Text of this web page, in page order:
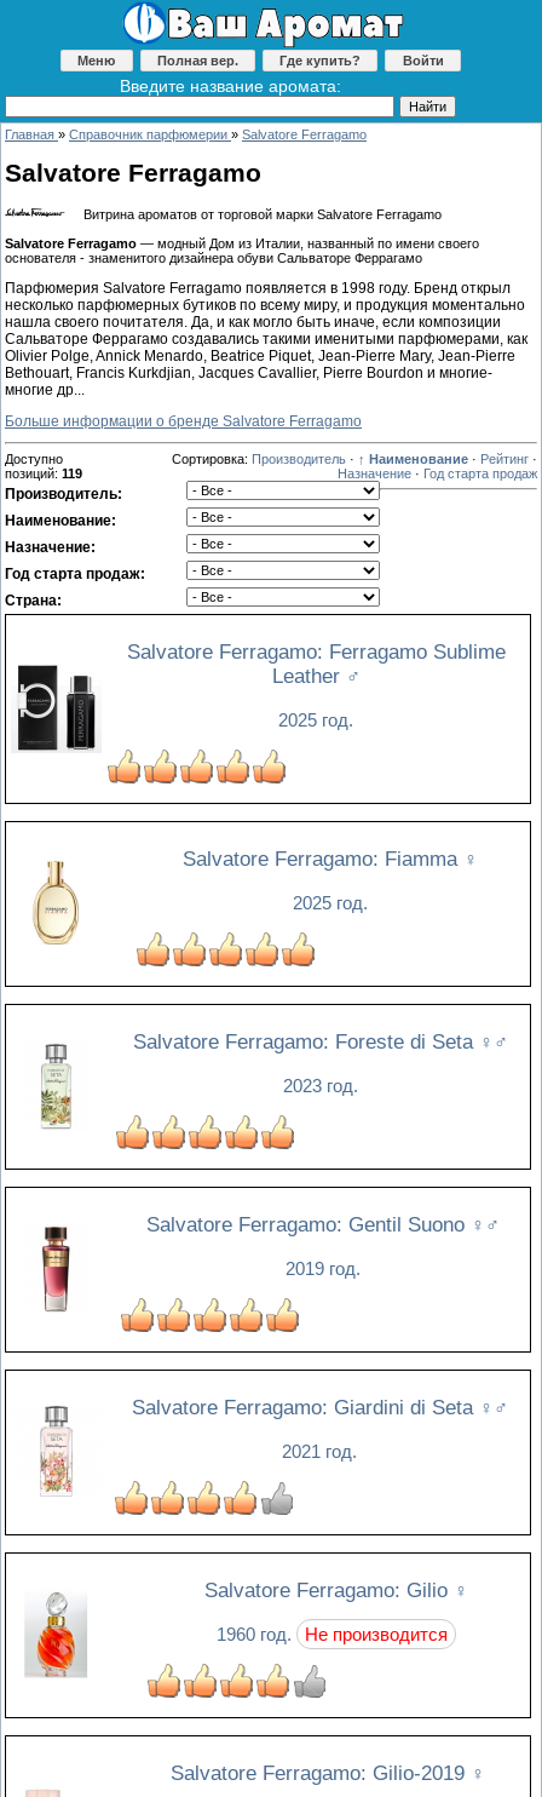
Меню Полная вер. Где купить? Войти
Введите название аромата:
Главная » Справочник парфюмерии » Salvatore Ferragamo
Salvatore Ferragamo
Витрина ароматов от торговой марки Salvatore Ferragamo
Salvatore Ferragamo — модный Дом из Италии, названный по имени своего
основателя - знаменитого дизайнера обуви Сальваторе Феррагамо
Парфюмерия Salvatore Ferragamo появляется в 1998 году. Бренд открыл
несколько парфюмерных бутиков по всему миру, и продукция моментально
нашла своего почитателя. Да, и как могло быть иначе, если композиции
Сальваторе Феррагамо создавались такими именитыми парфюмерами, как
Olivier Polge, Annick Menardo, Beatrice Piquet, Jean-Pierre Mary, Jean-Pierre
Bethouart, Francis Kurkdjian, Jacques Cavallier, Pierre Bourdon и многие-
многие др...
Больше информации о бренде Salvatore Ferragamo
Доступно
позиций: 119
Сортировка: Производитель · ↑ Наименование · Рейтинг ·
Назначение · Год старта продаж
Производитель:
Наименование:
Назначение:
Год старта продаж:
Страна:
Salvatore Ferragamo: Ferragamo Sublime
Leather ♂
2025 год.
Salvatore Ferragamo: Fiamma ♀
2025 год.
Salvatore Ferragamo: Foreste di Seta ♀♂
2023 год.
Salvatore Ferragamo: Gentil Suono ♀♂
2019 год.
Salvatore Ferragamo: Giardini di Seta ♀♂
2021 год.
Salvatore Ferragamo: Gilio ♀
1960 год. Не производится
Salvatore Ferragamo: Gilio-2019 ♀